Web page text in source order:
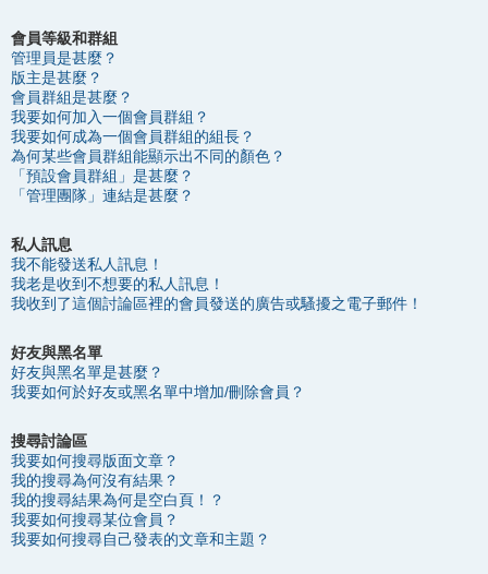
會員等級和群組
管理員是甚麼？
版主是甚麼？
會員群組是甚麼？
我要如何加入一個會員群組？
我要如何成為一個會員群組的組長？
為何某些會員群組能顯示出不同的顏色？
「預設會員群組」是甚麼？
「管理團隊」連結是甚麼？
私人訊息
我不能發送私人訊息！
我老是收到不想要的私人訊息！
我收到了這個討論區裡的會員發送的廣告或騷擾之電子郵件！
好友與黑名單
好友與黑名單是甚麼？
我要如何於好友或黑名單中增加/刪除會員？
搜尋討論區
我要如何搜尋版面文章？
我的搜尋為何沒有結果？
我的搜尋結果為何是空白頁！？
我要如何搜尋某位會員？
我要如何搜尋自己發表的文章和主題？